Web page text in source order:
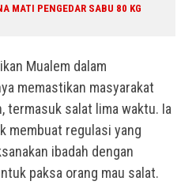
MATI PENGEDAR SABU 80 KG
Mualem dalam
memastikan masyarakat
termasuk salat lima waktu. Ia
membuat regulasi yang
ibadah dengan
paksa orang mau salat.